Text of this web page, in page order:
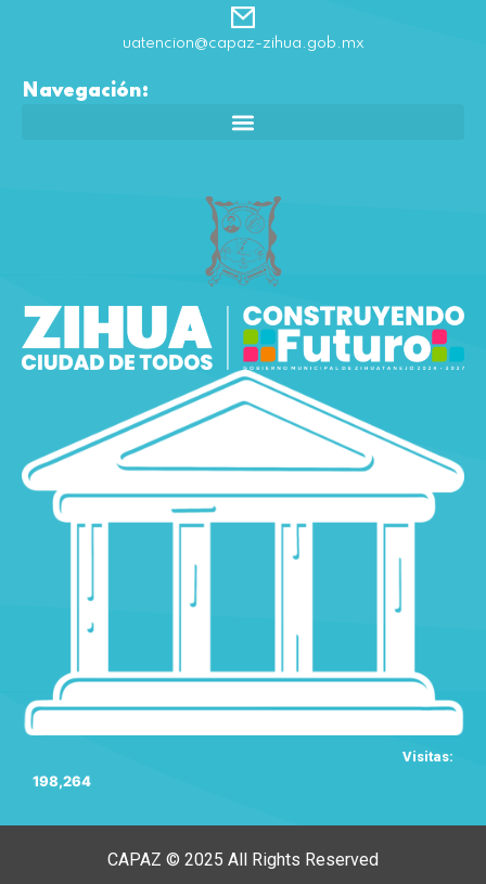
uatencion@capaz-zihua.gob.mx
Navegación:
Visitas:
198,264
CAPAZ © 2025 All Rights Reserved